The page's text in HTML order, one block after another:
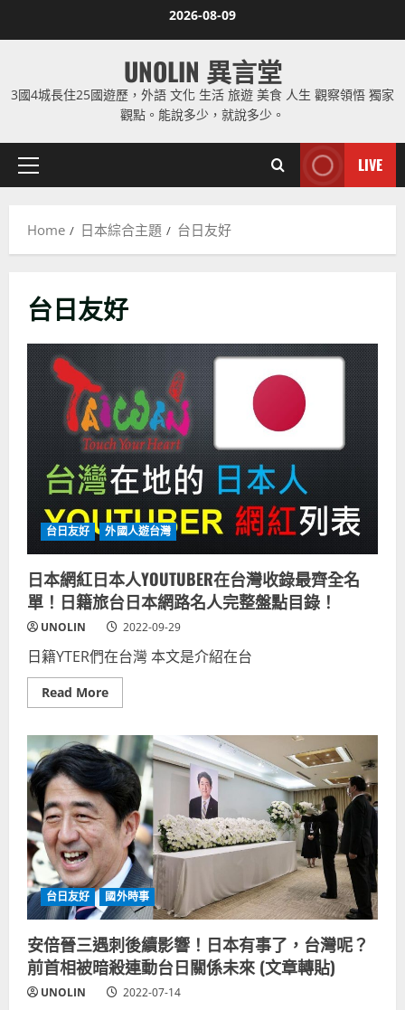
2026-08-09
UNOLIN 異言堂
3國4城長住25國遊歷，外語 文化 生活 旅遊 美食 人生 觀察領悟 獨家
觀點。能說多少，就說多少。
Primary
LIVE
Home 日本綜合主題 台日友好
台日友好
台日友好 外國人遊台灣
日本網紅日本人YOUTUBER在台灣收錄最齊全名
單！日籍旅台日本網路名人完整盤點目錄！
UNOLIN 2022-09-29
日籍YTER們在台灣 本文是介紹在台
Read MoreRead
more
本
網
紅
日
人
YOUTUBER
在
台
灣
收
錄
最
齊
全
單！
日
籍
旅
台
台日友好 國外時事
安倍晉三遇刺後續影響！日本有事了，台灣呢？
前首相被暗殺連動台日關係未來 (文章轉貼)
UNOLIN 2022-07-14